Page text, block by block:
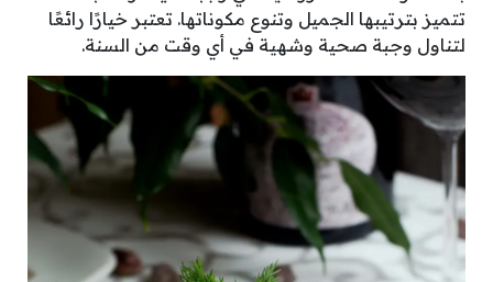
تتميز بترتيبها الجميل وتنوع مكوناتها. تعتبر خيارًا رائعًا
لتناول وجبة صحية وشهية في أي وقت من السنة.